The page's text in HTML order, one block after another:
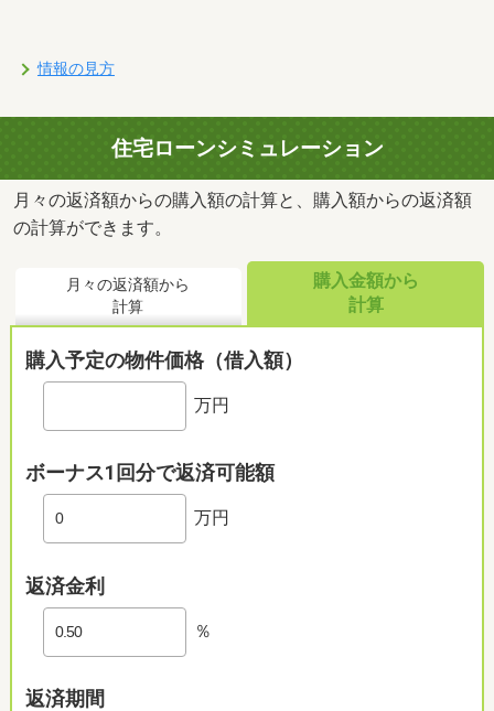
情報の見方
住宅ローンシミュレーション
月々の返済額からの購入額の計算と、購入額からの返済額
の計算ができます。
月々の返済額から
計算
購入金額から
計算
購入予定の物件価格（借入額）
万円
ボーナス1回分で返済可能額
万円
返済金利
％
返済期間